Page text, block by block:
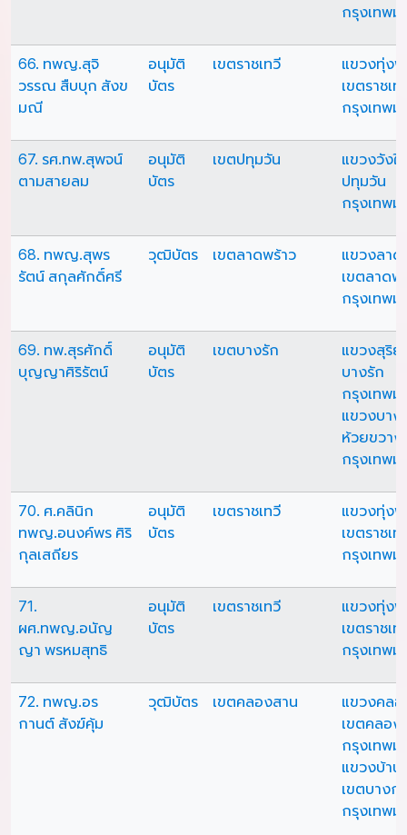
กรุงเทพม
66. ทพญ.สุจิ
วรรณ สืบบุก สังข
มณี
อนุมัติ
บัตร
เขตราชเทวี
แขวงทุ่ง
เขตราชเท
กรุงเทพม
67. รศ.ทพ.สุพจน์
ตามสายลม
อนุมัติ
บัตร
เขตปทุมวัน
แขวงวังใ
ปทุมวัน
กรุงเทพม
68. ทพญ.สุพร
รัตน์ สกุลศักดิ์ศรี
วุฒิบัตร เขตลาดพร้าว
แขวงลาด
เขตลาดพ
กรุงเทพม
69. ทพ.สุรศักดิ์
บุญญาศิริรัตน์
อนุมัติ
บัตร
เขตบางรัก
แขวงสุริย
บางรัก
กรุงเทพม
แขวงบาง
ห้วยขวาง
กรุงเทพม
70. ศ.คลินิก
ทพญ.อนงค์พร ศิริ
กุลเสถียร
อนุมัติ
บัตร
เขตราชเทวี
แขวงทุ่ง
เขตราชเท
กรุงเทพม
71.
ผศ.ทพญ.อนัญ
ญา พรหมสุทธิ
อนุมัติ
บัตร
เขตราชเทวี
แขวงทุ่ง
เขตราชเท
กรุงเทพม
72. ทพญ.อร
กานต์ สังฆ์คุ้ม
วุฒิบัตร เขตคลองสาน
แขวงคลอ
เขตคลอง
กรุงเทพม
แขวงบ้าน
เขตบาง
กรุงเทพม